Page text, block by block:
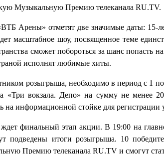
Музыкальную Премию телеканала RU.TV.
Арены» отметят две значимые даты: 15-
масштабное шоу, посвященное теме
сможет побороться за шанс попасть
исполнят любимые хиты.
розыгрыша, необходимо в период с 1
«Три вокзала. Депо» на сумму не менее
на информационной стойке для регистрации
ждет финальный этап акции. В 19:00 на
подведены итоги розыгрыша. 10
Премию телеканала RU.TV и смогут